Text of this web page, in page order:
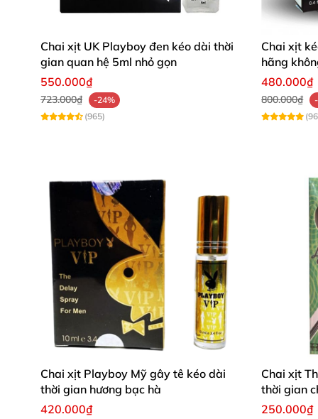
Bước 1: Xịt 1-2 phát lên trên và dưới đầu cậu
Bước 2: Chờ 10-15 phút cho ngấm hoàn
Bước 3: Quan hệ đến cao trào
Lưu ý: Sản phẩm không phải là thuốc và
Đối tượng người dùng
Nam giới bị rối loạn sinh lý: rối loạn
Nam giới muốn cải thiện khả năng sinh lý
Đàn ông muốn kéo dài thời gian quan hệ
Chai xịt UK Playboy đen kéo dài thời
gian quan hệ 5ml nhỏ gọn
550.000₫
723.000₫
-24%
(965)
Chai xịt
hãng
480.000₫
800.000₫
Chai xịt Playboy Mỹ gây tê kéo dài
thời gian hương bạc hà
420.000₫
Chai xịt
thời gian
250.000₫